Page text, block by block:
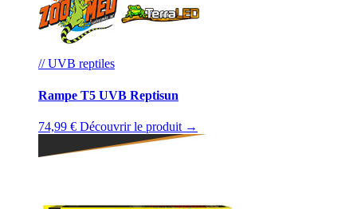
// UVB reptiles
Rampe T5 UVB Reptisun
74,99 € Découvrir le produit →